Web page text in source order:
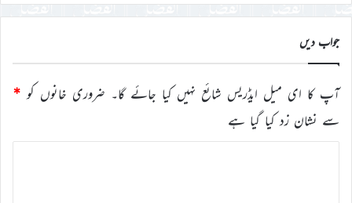
جواب دیں
آپ کا ای میل ایڈریس شائع نہیں کیا جائے گا۔ ضروری خانوں کو *
سے نشان زد کیا گیا ہے